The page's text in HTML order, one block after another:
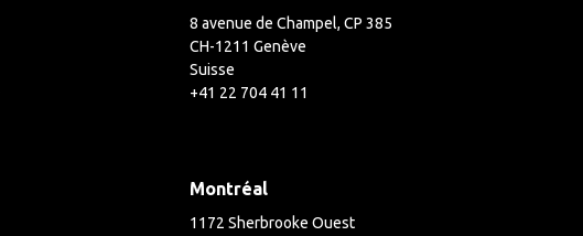
8 avenue de Champel, CP 385
CH-1211 Genève
Suisse
+41 22 704 41 11
Montréal
1172 Sherbrooke Ouest